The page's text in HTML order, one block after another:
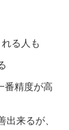
る人も
精度が高
来るが、